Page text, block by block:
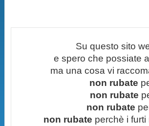
Su questo sito
e spero che possiate
ma una cosa vi
non rubate
non rubate
non rubate
non rubate perchè i